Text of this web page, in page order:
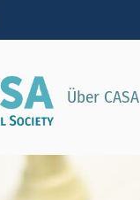
Über CASA